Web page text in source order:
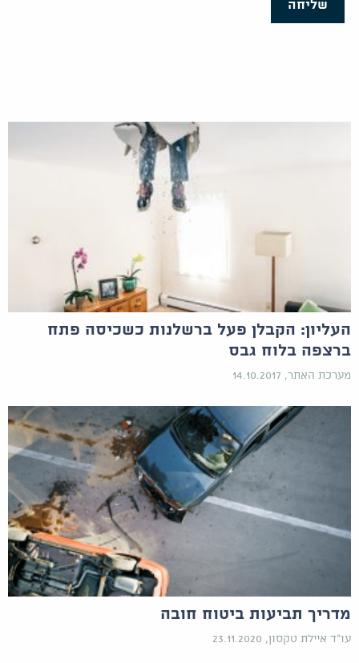
שליחה
העליון: הקבלן פעל ברשלנות כשכיסה פתח
ברצפה בלוח גבס
מערכת האתר, 14.10.2017
מדריך תביעות ביטוח חובה
עו"ד איילת טקסון, 23.11.2020